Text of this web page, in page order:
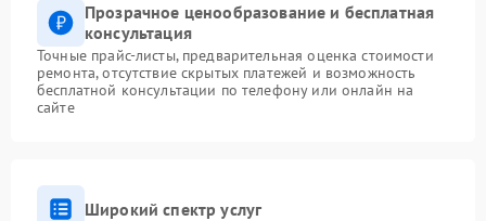
Прозрачное ценообразование и бесплатная
консультация
Точные прайс-листы, предварительная оценка стоимости
ремонта, отсутствие скрытых платежей и возможность
бесплатной консультации по телефону или онлайн на
сайте
Широкий спектр услуг